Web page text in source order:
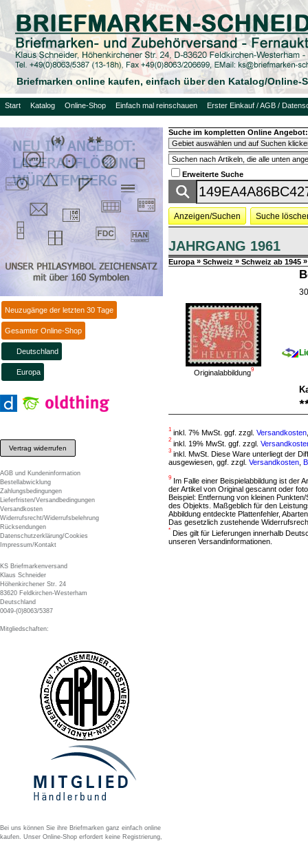
Briefmarken online kaufen, einfach über den Katalog/Online-
Start Katalog Online-Shop Einfach mal reinschauen Erster Einkauf / AGB /
Neuzugänge der letzten 30 Tage
Gesamter Online-Shop
Deutschland
Europa
Vertrag widerrufen
AGB und Kundeninformation
Bestellabwicklung
Zahlungsbedingungen
Lieferfristen/Versandbedingungen
Versandkosten
Widerrufsrecht/Widerrufsbelehrung
Rücksendungen
Datenschutzerklärung/Cookies
Impressum/Kontakt
KS Briefmarkenversand
Klaus Schneider
Höhenkirchener Str. 24
83620 Feldkirchen-Westerham
Deutschland
0049-(0)8063/5387
Mitgliedschaften:
Bei uns können Sie ihre Briefmarken ganz einfach online
kaufen. Unser Online-Shop erfordert keine Registrierung,
Suche im kompletten Online Angebot:
Erweiterte Suche
Anzeigen/Suchen Suche
JAHRGANG 1961
Europa » Schweiz » Schweiz ab 1945 »
Originalabbildung9
1 inkl. 7% MwSt. ggf. zzgl. Versandkosten
2 inkl. 19% MwSt. ggf. zzgl.
3 inkl. MwSt. Diese Ware unterliegt der
ausgewiesen, ggf. zzgl. Versandkosten
9
Im Falle einer Beispielabbildung ist der
der Artikel von Original gescannt oder
Beispiel: Entfernung von kleinen
des Objekts. Maßgeblich für den
Abbildung entdeckte Plattenfehler,
Das gesetzlich zustehende
* Dies gilt für Lieferungen innerhalb
unseren Versandinformationen.